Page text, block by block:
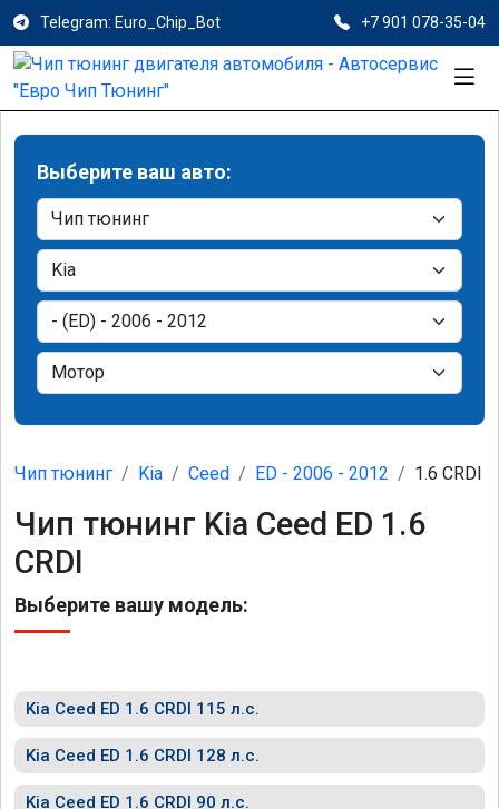
Telegram: Euro_Chip_Bot +7 901 078-35-04
Выберите ваш авто:
Чип тюнинг Kia Ceed ED - 2006 - 2012 1.6 CRDI
Чип тюнинг Kia Ceed ED 1.6
CRDI
Выберите вашу модель:
Kia Ceed ED 1.6 CRDI 115 л.с.
Kia Ceed ED 1.6 CRDI 128 л.с.
Kia Ceed ED 1.6 CRDI 90 л.с.